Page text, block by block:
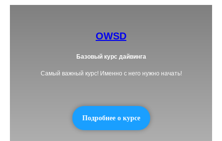
OWSD
Базовый курс дайвинга
Самый важный курс! Именно с него нужно начать!
Подробнее о курсе